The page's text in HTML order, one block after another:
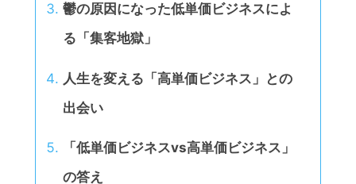
鬱の原因になった低単価ビジネスによ
る「集客地獄」
人生を変える「高単価ビジネス」との
出会い
「低単価ビジネスvs高単価ビジネス」
の答え